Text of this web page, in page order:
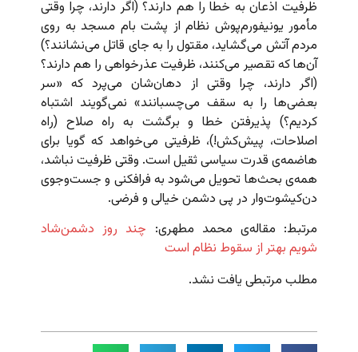
ظرفیت اذعان به خطا را هم دارند؟ (اگر دارند، چرا وقتی
مأمور یونیفورم‌پوش نظام از پشت بام مسجد به روی
مردم آتش می‌گشاید، مقتول را به جای قاتل می‌نشانند؟)
آن‌ها که تقصیر می‌کنند، ظرفیت عذرخواهی را هم دارند؟
(اگر دارند، چرا وقتی از دهان‌شان می‌پرد که «سر
بعضی‌ها را به سقف می‌چسبانند» نمی‌گویند اشتباه
کردیم؟) پذیرفتن خطا و برگشت به راه صلاح (راه
اصلاحات، پیش‌کش!)، ظرفیتی می‌خواهد که گویا برای
هاضمه‌ی قدرت سیاسی ثقیل است. وقتی ظرفیت نباشد،
همه‌ی بحث‌ها تحویل می‌شود به فرافکنی و جست‌وجوی
دن‌کیشوت‌وار در پی دشمن خیالی و فرضی.
مرتبط: مقاله‌ی محمد مطهری: چند روز دشمن‌شاد
شویم بهتر از سقوط نظام است
مطلب مرتبطی یافت نشد.